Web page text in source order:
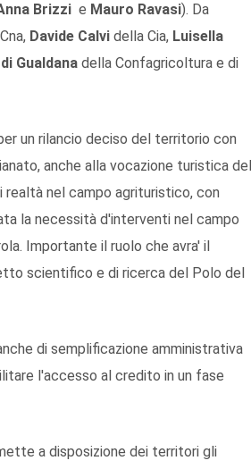
Brizzi e Mauro Ravasi). Da
Davide Calvi della Cia, Luisella
Gualdana della Confagricoltura e di
un rilancio deciso del territorio con
anche alla vocazione turistica del
nel campo agrituristico, con
la necessità d'interventi nel campo
Importante il ruolo che avra' il
scientifico e di ricerca del Polo del
di semplificazione amministrativa
l'accesso al credito in un fase
a disposizione dei territori gli